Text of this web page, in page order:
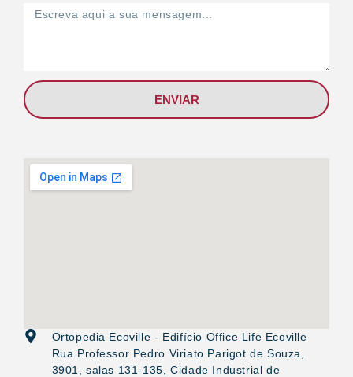
ENVIAR
Ortopedia Ecoville - Edifício Office Life Ecoville
Rua Professor Pedro Viriato Parigot de Souza,
3901, salas 131-135, Cidade Industrial de